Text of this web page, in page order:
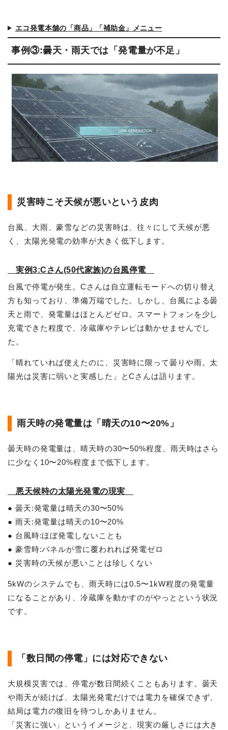
エコ発電本舗の「商品」「補助金」メニュー
事例③:曇天・雨天では「発電量が不足」
災害時こそ天候が悪いという皮肉
台風、大雨、豪雪などの災害時は、往々にして天候が悪
く、太陽光発電の効率が大きく低下します。
実例3:Cさん(50代家族)の台風停電
台風で停電が発生。Cさんは自立運転モードへの切り替え
方も知っており、準備万端でした。しかし、台風による曇
天と雨で、発電量はほとんどゼロ。スマートフォンを少し
充電できた程度で、冷蔵庫やテレビは動かせませんでし
た。
「晴れていれば使えたのに、災害時に限って曇りや雨。太
陽光は災害に弱いと実感した」とCさんは語ります。
雨天時の発電量は「晴天の10〜20%」
曇天時の発電量は、晴天時の30〜50%程度、雨天時はさら
に少なく10〜20%程度まで低下します。
悪天候時の太陽光発電の現実
● 曇天:発電量は晴天の30〜50%
● 雨天:発電量は晴天の10〜20%
● 台風時:ほぼ発電しないことも
● 豪雪時:パネルが雪に覆われれば発電ゼロ
● 災害時の天候が悪いことは珍しくない
5kWのシステムでも、雨天時には0.5〜1kW程度の発電量
になることがあり、冷蔵庫を動かすのがやっとという状況
です。
「数日間の停電」には対応できない
大規模災害では、停電が数日間続くこともあります。曇天
や雨天が続けば、太陽光発電だけでは電力を確保できず、
結局は電力の復旧を待つしかありません。
「災害に強い」というイメージと、現実の厳しさには大き